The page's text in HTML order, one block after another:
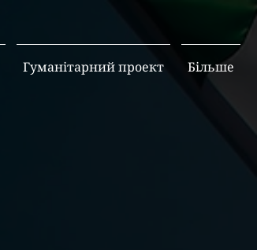
Гуманітарний проект Більше